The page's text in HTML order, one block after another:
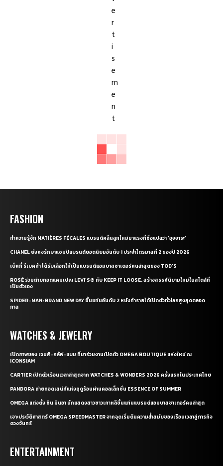
FASHION
ทำความรู้จัก MATIÈRES FÉCALES แบรนด์คลื่นลูกใหม่มาแรงที่ชื่อแปลว่า ‘อุจจาระ’
CHANEL ยังคงรักษาแชมป์แบรนด์ยอดนิยมอันดับ 1 ประจำไตรมาสที่ 2 ของปี 2026
เบ็คกี้ รีเบคก้า ได้รับเลือกให้เป็นแบรนด์แอมบาสซาเดอร์คนล่าสุดของ TOD’S
ROSÉ ร่วมถ่ายทอดแคมเปญ LEVI’S® กับ KEEP IT LOOSE. สร้างสรรค์นิยามใหม่ในสไตล์ที่
เป็นตัวเอง
SPIDER-MAN: BRAND NEW DAY ขึ้นแท่นอันดับ 2 หนังทำรายได้เปิดตัวทั่วโลกสูงสุดตลอด
กาล
WATCHES & JEWELRY
เปิดภาพของ เจมส์-กลัฟ-แบม ที่มาร่วมงานเปิดตัว OMEGA BOUTIQUE แห่งใหม่ ณ
ICONSIAM
CARTIER เปิดตัวเรือนเวลาล่าสุดจาก WATCHES & WONDERS 2026 ครั้งแรกในประเทศไทย
PANDORA ถ่ายทอดเสน่ห์แห่งฤดูร้อนผ่านคอลเล็กชั่น ESSENCE OF SUMMER
OMEGA แต่งตั้ง ชิน มินอา นักแสดงสาวชาวเกาหลีขึ้นแท่นแบรนด์แอมบาสซาเดอร์คนล่าสุด
เจาะประวัติศาสตร์ OMEGA SPEEDMASTER จากจุดเริ่มต้นความล้ำสมัยของเรือนเวลาสู่ภารกิจ
ดวงจันทร์
ENTERTAINMENT